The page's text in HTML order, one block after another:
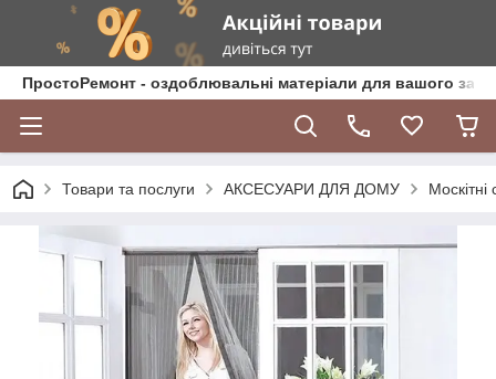
ПростоРемонт - оздоблювальні матеріали для вашого
Товари та послуги АКСЕСУАРИ ДЛЯ ДОМУ Москітні